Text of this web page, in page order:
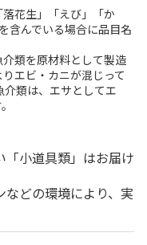
花生」「えび」「か
含んでいる場合に品目名
類を原材料として製造
エビ・カニが混じって
類は、エサとしてエ
「小道具類」はお届け
どの環境により、実